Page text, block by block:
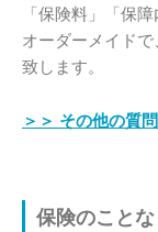
「保険料」「保
オーダーメイド
致します。
＞＞ その他の質
保険のこと